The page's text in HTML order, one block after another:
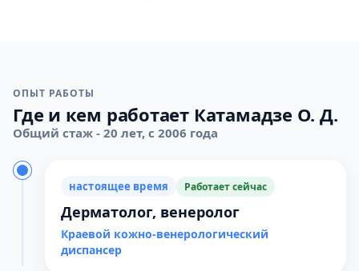
ОПЫТ РАБОТЫ
Где и кем работает Катамадзе О. Д.
Общий стаж - 20 лет, с 2006 года
настоящее время Работает сейчас
Дерматолог, венеролог
Краевой кожно-венерологический
диспансер